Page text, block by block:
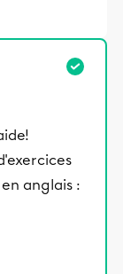
anglais :